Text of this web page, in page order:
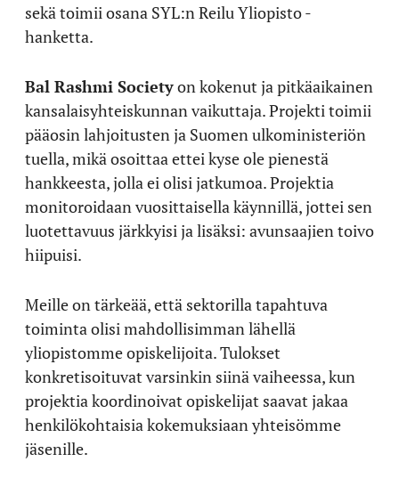
sekä toimii osana SYL:n Reilu Yliopisto -
hanketta.
Bal Rashmi Societyon kokenut ja pitkäaikainen
kansalaisyhteiskunnan vaikuttaja. Projekti toimii
pääosin lahjoitusten ja Suomen ulkoministeriön
tuella, mikä osoittaa ettei kyse ole pienestä
hankkeesta, jolla ei olisi jatkumoa. Projektia
monitoroidaan vuosittaisella käynnillä, jottei sen
luotettavuus järkkyisi ja lisäksi: avunsaajien toivo
hiipuisi.
Meille on tärkeää, että sektorilla tapahtuva
toiminta olisi mahdollisimman lähellä
yliopistomme opiskelijoita. Tulokset
konkretisoituvat varsinkin siinä vaiheessa, kun
projektia koordinoivat opiskelijat saavat jakaa
henkilökohtaisia kokemuksiaan yhteisömme
jäsenille.